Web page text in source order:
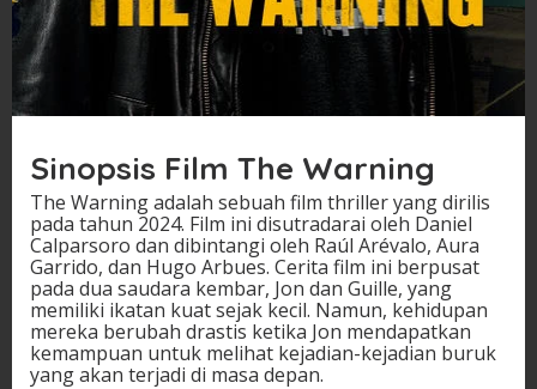
Sinopsis Film The Warning
The Warning adalah sebuah film thriller yang dirilis
pada tahun 2024. Film ini disutradarai oleh Daniel
Calparsoro dan dibintangi oleh Raúl Arévalo, Aura
Garrido, dan Hugo Arbues. Cerita film ini berpusat
pada dua saudara kembar, Jon dan Guille, yang
memiliki ikatan kuat sejak kecil. Namun, kehidupan
mereka berubah drastis ketika Jon mendapatkan
kemampuan untuk melihat kejadian-kejadian buruk
yang akan terjadi di masa depan.